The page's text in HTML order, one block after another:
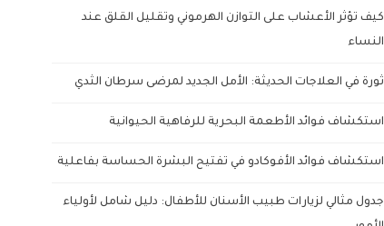
كيف تؤثر الأعشاب على التوازن الهرموني وتقليل القلق عند
النساء
ثورة في العلاجات الحديثة: الأمل الجديد لمرضى سرطان الثدي
استكشاف فوائد الأطعمة البحرية للرفاهية الحيوانية
استكشاف فوائد الأفوكادو في تفتيح البشرة الحساسة بفاعلية
جدول مثالي لزيارات طبيب الأسنان للأطفال: دليل شامل لأولياء